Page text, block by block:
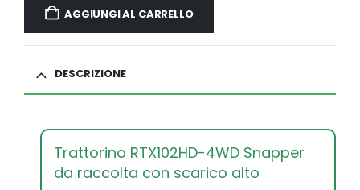
AGGIUNGI AL CARRELLO
DESCRIZIONE
Trattorino RTX102HD-4WD Snapper
da raccolta con scarico alto